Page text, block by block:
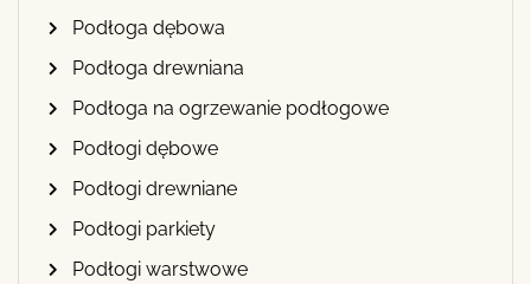
Podłoga dębowa
Podłoga drewniana
Podłoga na ogrzewanie podłogowe
Podłogi dębowe
Podłogi drewniane
Podłogi parkiety
Podłogi warstwowe